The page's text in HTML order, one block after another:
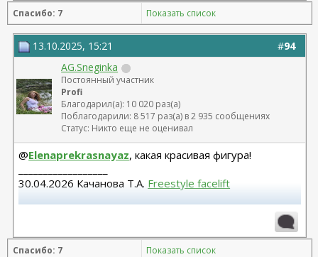
Спасибо: 7 Показать список
#94
13.10.2025, 15:21
AG.Sneginka
Постоянный участник
Profi
Благодарил(а): 10 020 раз(а)
Поблагодарили: 8 517 раз(а) в 2 935 сообщениях
Статус: Никто еще не оценивал
@Elenaprekrasnayaz, какая красивая фигура!
30.04.2026 Качанова Т.А. Freestyle facelift
Спасибо: 7 Показать список